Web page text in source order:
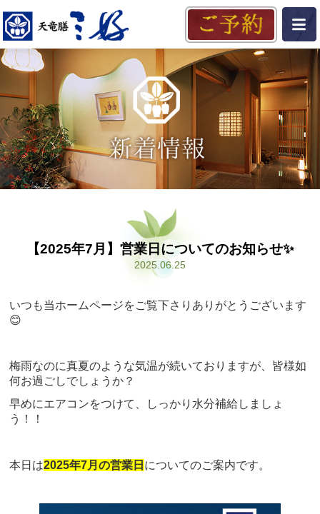
【2025年7月】営業日についてのお知らせ✨️
2025.06.25
いつも当ホームページをご覧下さりありがとうございます
😊
梅雨なのに真夏のような気温が続いておりますが、皆様如
何お過ごしでしょうか？
早めにエアコンをつけて、しっかり水分補給しましょ
う！！
本日は2025年7月の営業日 についてのご案内です。